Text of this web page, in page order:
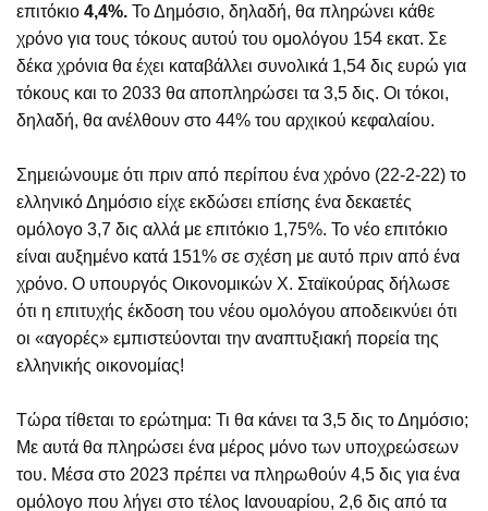
επιτόκιο 4,4%. Το Δημόσιο, δηλαδή, θα πληρώνει κάθε
χρόνο για τους τόκους αυτού του ομολόγου 154 εκατ. Σε
δέκα χρόνια θα έχει καταβάλλει συνολικά 1,54 δις ευρώ για
τόκους και το 2033 θα αποπληρώσει τα 3,5 δις. Οι τόκοι,
δηλαδή, θα ανέλθουν στο 44% του αρχικού κεφαλαίου.
Σημειώνουμε ότι πριν από περίπου ένα χρόνο (22-2-22) το
ελληνικό Δημόσιο είχε εκδώσει επίσης ένα δεκαετές
ομόλογο 3,7 δις αλλά με επιτόκιο 1,75%. Το νέο επιτόκιο
είναι αυξημένο κατά 151% σε σχέση με αυτό πριν από ένα
χρόνο. Ο υπουργός Οικονομικών Χ. Σταϊκούρας δήλωσε
ότι η επιτυχής έκδοση του νέου ομολόγου αποδεικνύει ότι
οι «αγορές» εμπιστεύονται την αναπτυξιακή πορεία της
ελληνικής οικονομίας!
Τώρα τίθεται το ερώτημα: Τι θα κάνει τα 3,5 δις το Δημόσιο;
Με αυτά θα πληρώσει ένα μέρος μόνο των υποχρεώσεων
του. Μέσα στο 2023 πρέπει να πληρωθούν 4,5 δις για ένα
ομόλογο που λήγει στο τέλος Ιανουαρίου, 2,6 δις από τα